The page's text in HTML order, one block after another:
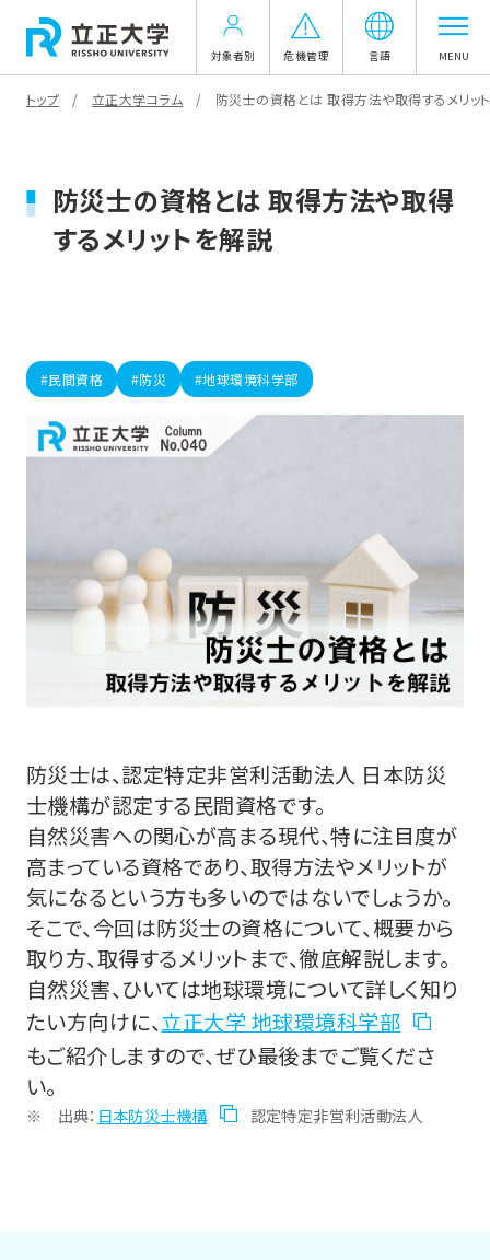
対象者別 危機管理 言語 MENU
トップ 立正大学コラム 防災士の資格とは 取得方法や取得するメリッ
防災士の資格とは 取得方法や取得
するメリットを解説
#民間資格 #防災 #地球環境科学部
防災士は、認定特定非営利活動法人 日本防災
士機構が認定する民間資格です。
自然災害への関心が高まる現代、特に注目度が
高まっている資格であり、取得方法やメリットが
気になるという方も多いのではないでしょうか。
そこで、今回は防災士の資格について、概要から
取り方、取得するメリットまで、徹底解説します。
自然災害、ひいては地球環境について詳しく知り
たい方向けに、立正大学 地球環境科学部
もご紹介しますので、ぜひ最後までご覧くださ
い。
出典： 日本防災士機構 認定特定非営利活動法人